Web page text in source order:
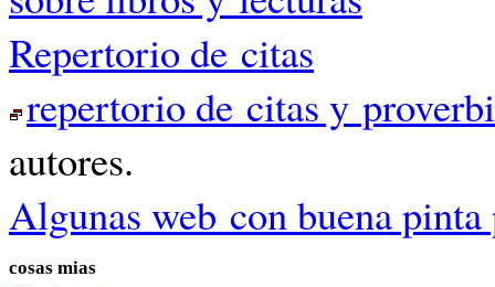
Repertorio de citas
repertorio de citas y
autores.
Algunas web con buena pinta
cosas mias